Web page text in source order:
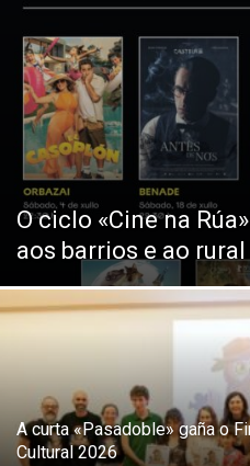
O ciclo «Cine na
aos barrios e ao
A curta «Pasadoble» gaña o
Cultural 2026